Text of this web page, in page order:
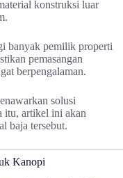
konstruksi luar
banyak pemilik properti
pemasangan
berpengalaman.
solusi
itu, artikel ini akan
baja tersebut.
Kanopi